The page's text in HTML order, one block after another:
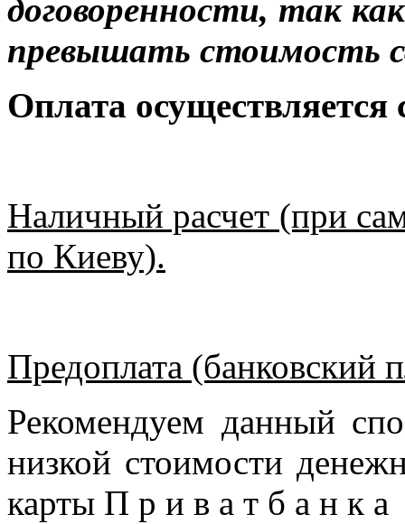
договоренности, так
превышать стоимость
Оплата
Наличный расчет (при
по Киеву).
Предоплата (банковский
Рекомендуем данный
низкой стоимости
карты П р и в а т б а н к